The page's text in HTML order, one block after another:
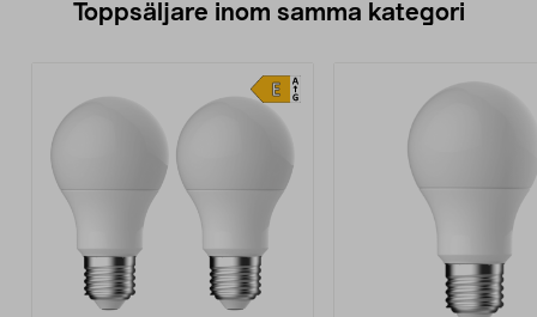
Toppsäljare inom samma kategori